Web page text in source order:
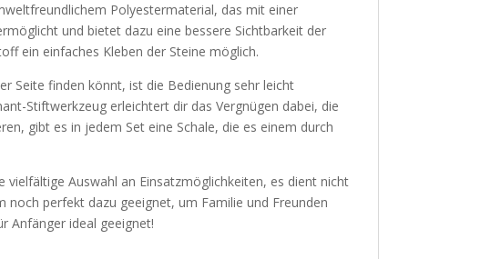
Polyestermaterial, das mit einer
und bietet dazu eine bessere Sichtbarkeit der
ein einfaches Kleben der Steine möglich.
Seite finden könnt, ist die Bedienung sehr leicht
Stiftwerkzeug erleichtert dir das Vergnügen dabei, die
gibt es in jedem Set eine Schale, die es einem durch
vielfältige Auswahl an Einsatzmöglichkeiten, es dient nicht
perfekt dazu geeignet, um Familie und Freunden
Anfänger ideal geeignet!